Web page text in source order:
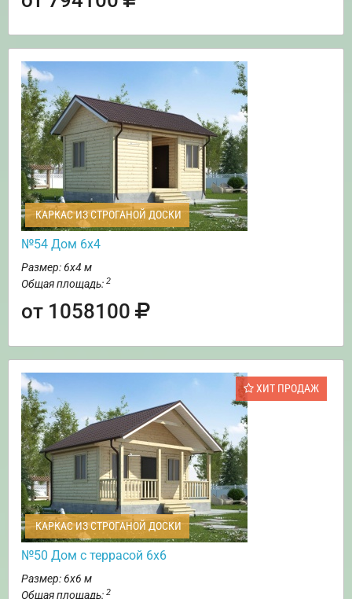
КАРКАС ИЗ СТРОГАНОЙ ДОСКИ
№54 Дом 6х4
Размер: 6х4 м
Общая площадь: 2
от 1058100
ХИТ ПРОДАЖ
КАРКАС ИЗ СТРОГАНОЙ ДОСКИ
№50 Дом с террасой 6х6
Размер: 6х6 м
Общая площадь: 2